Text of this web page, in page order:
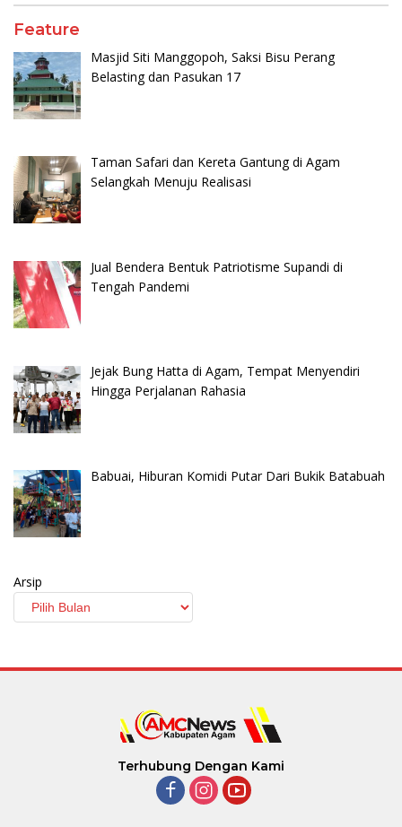
Feature
Masjid Siti Manggopoh, Saksi Bisu Perang
Belasting dan Pasukan 17
Taman Safari dan Kereta Gantung di Agam
Selangkah Menuju Realisasi
Jual Bendera Bentuk Patriotisme Supandi di
Tengah Pandemi
Jejak Bung Hatta di Agam, Tempat Menyendiri
Hingga Perjalanan Rahasia
Babuai, Hiburan Komidi Putar Dari Bukik Batabuah
Arsip
Terhubung Dengan Kami